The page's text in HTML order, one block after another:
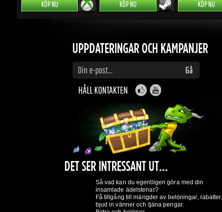
UPPDATERINGAR OCH KAMPANJER
HÅLL KONTAKTEN
DET SER INTRESSANT UT...
Så vad kan du egentligen göra med din
insamlade ädelstenar?
Få tillgång till mängder av belöningar, rabatter,
bjud in vänner och tjäna pengar.
Bidra och belönas.
GAMING DRAGONS